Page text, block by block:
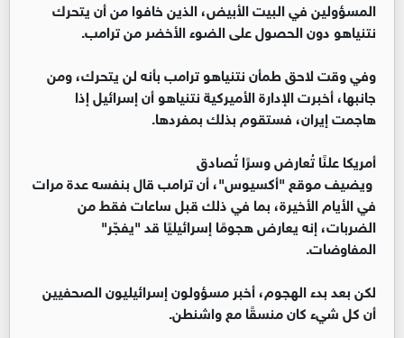
المسؤولين في البيت الأبيض، الذين خافوا من أن يتحرك
نتنياهو دون الحصول على الضوء الأخضر من ترامب.
وفي وقت لاحق طمأن نتنياهو ترامب بأنه لن يتحرك، ومن
جانبها، أخبرت الإدارة الأميركية نتنياهو أن إسرائيل إذا
هاجمت إيران، فستقوم بذلك بمفردها.
أمريكا علنًا تُعارض وسرًا تُصادق
ويضيف موقع "أكسيوس"، أن ترامب قال بنفسه عدة مرات
في الأيام الأخيرة، بما في ذلك قبل ساعات فقط من
الضربات، إنه يعارض هجومًا إسرائيليًا قد "يفجّر"
المفاوضات.
لكن بعد بدء الهجوم، أخبر مسؤولون إسرائيليون الصحفيين
أن كل شيء كان منسقًا مع واشنطن.